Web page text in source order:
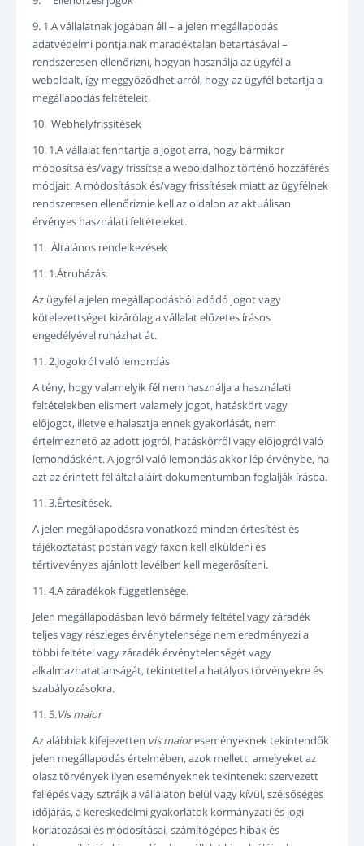
9. 1.A vállalatnak jogában áll – a jelen megállapodás
adatvédelmi pontjainak maradéktalan betartásával –
rendszeresen ellenőrizni, hogyan használja az ügyfél a
weboldalt, így meggyőződhet arról, hogy az ügyfél betartja a
megállapodás feltételeit.
10. Webhelyfrissítések
10. 1.A vállalat fenntartja a jogot arra, hogy bármikor
módosítsa és/vagy frissítse a weboldalhoz történő hozzáférés
módjait. A módosítások és/vagy frissítések miatt az ügyfélnek
rendszeresen ellenőriznie kell az oldalon az aktuálisan
érvényes használati feltételeket.
11. Általános rendelkezések
11. 1.Átruházás.
Az ügyfél a jelen megállapodásból adódó jogot vagy
kötelezettséget kizárólag a vállalat előzetes írásos
engedélyével ruházhat át.
11. 2.Jogokról való lemondás
A tény, hogy valamelyik fél nem használja a használati
feltételekben elismert valamely jogot, hatáskört vagy
előjogot, illetve elhalasztja ennek gyakorlását, nem
értelmezhető az adott jogról, hatáskörről vagy előjogról való
lemondásként. A jogról való lemondás akkor lép érvénybe, ha
azt az érintett fél által aláírt dokumentumban foglalják írásba.
11. 3.Értesítések.
A jelen megállapodásra vonatkozó minden értesítést és
tájékoztatást postán vagy faxon kell elküldeni és
tértivevényes ajánlott levélben kell megerősíteni.
11. 4.A záradékok függetlensége.
Jelen megállapodásban levő bármely feltétel vagy záradék
teljes vagy részleges érvénytelensége nem eredményezi a
többi feltétel vagy záradék érvénytelenségét vagy
alkalmazhatatlanságát, tekintettel a hatályos törvényekre és
szabályozásokra.
11. 5.Vis maior
Az alábbiak kifejezetten vis maioreseményeknek tekintendők
jelen megállapodás értelmében, azok mellett, amelyeket az
olasz törvények ilyen eseményeknek tekintenek: szervezett
fellépés vagy sztrájk a vállalaton belül vagy kívül, szélsőséges
időjárás, a kereskedelmi gyakorlatok kormányzati és jogi
korlátozásai és módosításai, számítógépes hibák és